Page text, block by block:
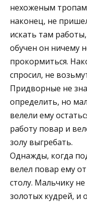
нехоженым тропам
наконец, не
искать там
обучен он ничему
прокормиться.
спросил, не
Придворные не
определить, но
велели ему
работу повар и
золу выгребать.
Однажды, когда
велел повар ему
столу. Мальчику
золотых кудрей, и